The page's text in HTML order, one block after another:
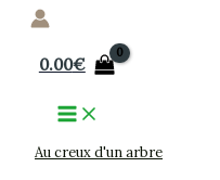
Aller
contenu
0.00€
Au creux d'un arbre